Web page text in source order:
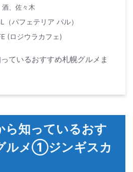
酒、佐々木
（パフェテリア パル）
(ロジウラカフェ)
ているおすすめ札幌グルメま
ら知っているおす
ルメ①ジンギスカ